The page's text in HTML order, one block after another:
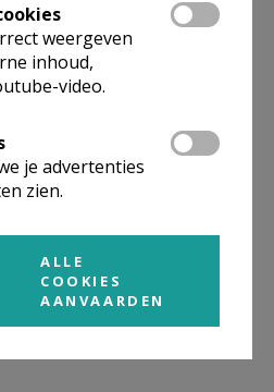
geen vieringen beschikbaar.
dan contact op met deze
je zocht? Hier vind je
van andere
BILZEN-HOESELT
weergeven
inhoud,
video.
je advertenties
zien.
ALLE
COOKIES
AANVAARDEN